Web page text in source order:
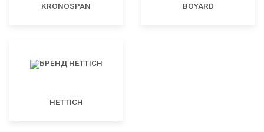
KRONOSPAN BOYARD
HETTICH